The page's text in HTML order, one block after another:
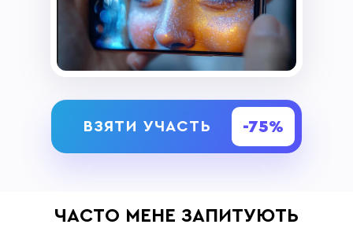
ВЗЯТИ УЧАСТЬ -75%
ЧАСТО МЕНЕ ЗАПИТУЮТЬ